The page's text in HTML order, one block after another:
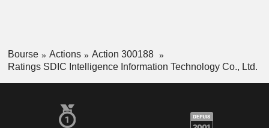
Bourse Actions
Action 300188
Ratings SDIC Intelligence Information Technology Co., Ltd.